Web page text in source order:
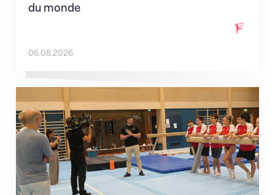
du monde
06.08.2026
En route pour Zagreb avec des objectifs clairs